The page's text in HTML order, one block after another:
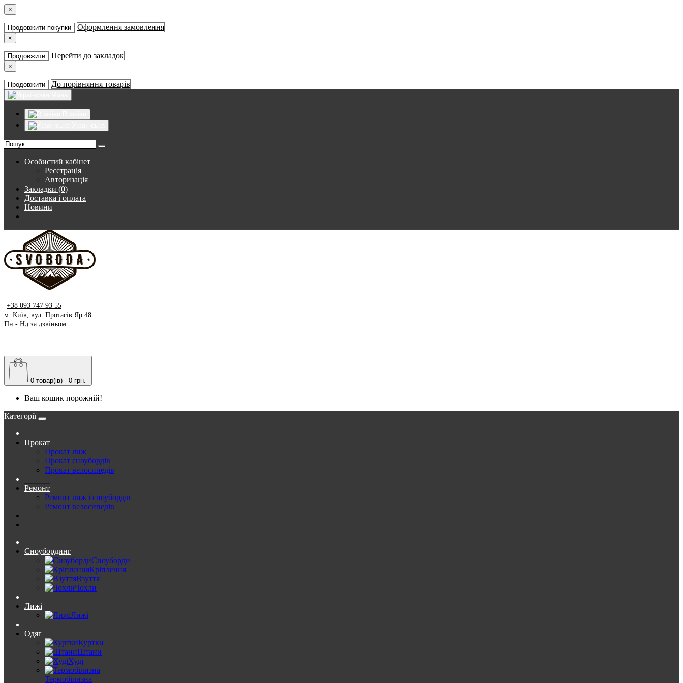
×
Продовжити покупки Оформлення замовлення
×
Продовжити Перейти до закладок
×
Продовжити До порівняння товарів
Особистий кабінет
Реєстрація
Авторизація
Закладки (0)
Доставка і оплата
Новини
+38 093 747 93 55
м. Київ, вул. Протасів Яр 48
Пн - Нд за дзвінком
0 товар(ів) - 0 грн.
Ваш кошик порожній!
Категорії
Прокат
Прокат лиж
Прокат сноубордів
Прокат велосипедів
Ремонт
Ремонт лиж і сноубордів
Ремонт велосипедів
Сноубординг
Сноуборди
Кріплення
Взуття
Чохли
Лижі
Лижі
Одяг
Куртки
Штани
Худі
Термобілизна